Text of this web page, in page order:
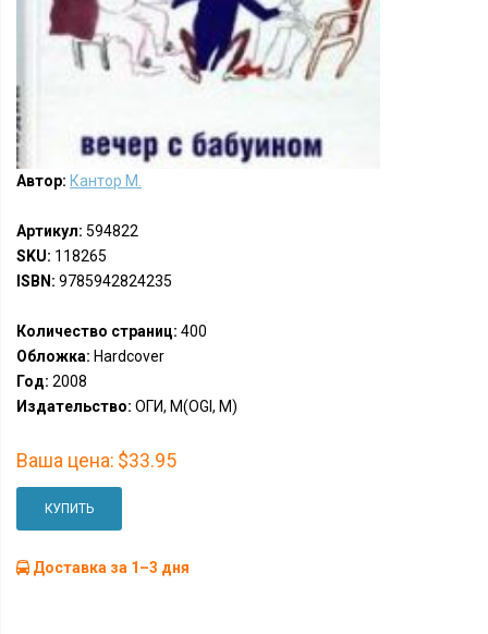
Автор: Кантор М.
Артикул: 594822
SKU: 118265
ISBN: 9785942824235
Количество страниц: 400
Обложка: Hardcover
Год: 2008
Издательство: ОГИ, М(OGI, M)
Ваша цена: $33.95
КУПИТЬ
Доставка за 1–3 дня